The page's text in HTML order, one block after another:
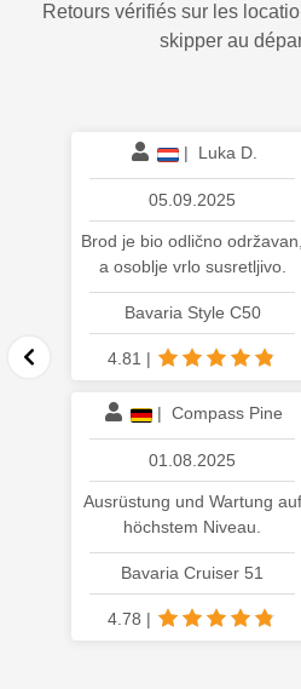
Retours vérifiés sur les
skipper au
| Luka D.
05.09.2025
Brod je bio odlično održavan,
a osoblje vrlo susretljivo.
Bavaria Style C50
4.81 |
| Compass Pine
01.08.2025
Ausrüstung und Wartung auf
höchstem Niveau.
Bavaria Cruiser 51
4.78 |